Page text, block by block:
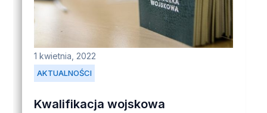
AKTUALNOŚCI
1 kwietnia, 2022
Kwalifikacja wojskowa